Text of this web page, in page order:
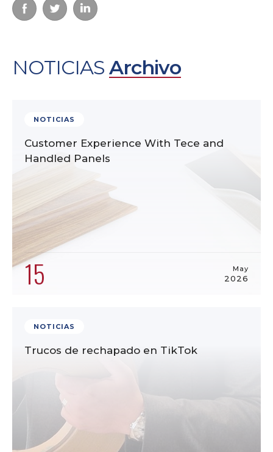
NOTICIAS Archivo
NOTICIAS
Customer Experience With Tece and
Handled Panels
15 May
2026
NOTICIAS
Trucos de rechapado en TikTok